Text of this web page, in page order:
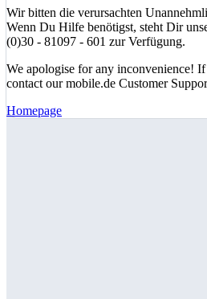
Wir bitten die verursachten
Wenn Du Hilfe benötigst, steht Dir
(0)30 - 81097 - 601 zur Verfügung.
We apologise for any inconvenience! If
contact our mobile.de Customer
Homepage